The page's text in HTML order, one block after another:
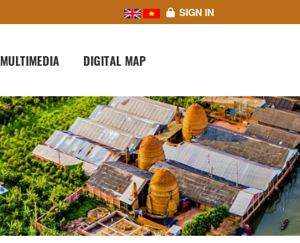
SIGN IN
MULTIMEDIA DIGITAL MAP